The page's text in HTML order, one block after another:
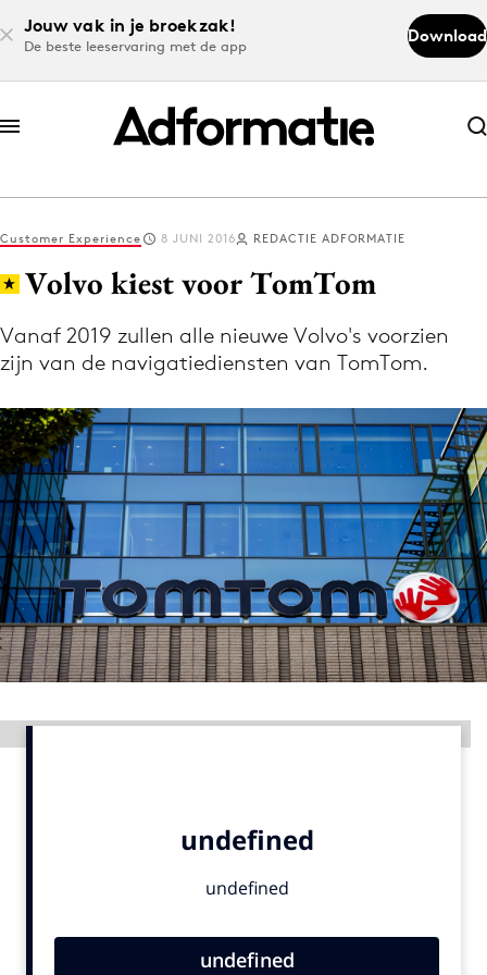
Jouw vak in je broekzak!
De beste leeservaring met de app
Download
Abonneer nu
Abonneer nu
Log in
Download de app
Volg het laatste nieuws via de Adformatie
Menu
Home
9 sept: GenAI-training
12 nov: MarketingLive!
Adverteren
Events
Customer Experience 8 JUNI 2016 REDACTIE ADFORMATIE
Volvo kiest voor TomTom
Vanaf 2019 zullen alle nieuwe Volvo's voorzien
zijn van de navigatiediensten van TomTom.